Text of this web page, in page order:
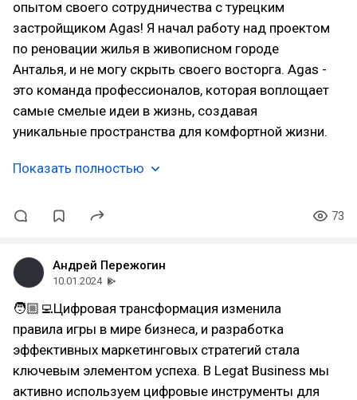
опытом своего сотрудничества с турецким
застройщиком Agas! Я начал работу над проектом
по реновации жилья в живописном городе
Анталья, и не могу скрыть своего восторга. Agas -
это команда профессионалов, которая воплощает
самые смелые идеи в жизнь, создавая
уникальные пространства для комфортной жизни.
Показать полностью
73
Андрей Пережогин
10.01.2024
🧑🏼‍💻Цифровая трансформация изменила
правила игры в мире бизнеса, и разработка
эффективных маркетинговых стратегий стала
ключевым элементом успеха. В Legat Business мы
активно используем цифровые инструменты для